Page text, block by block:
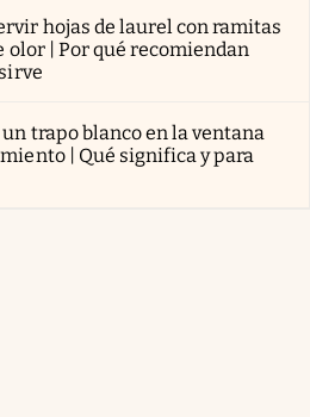
hojas de laurel con ramitas
olor | Por qué recomiendan
un trapo blanco en la ventana
| Qué significa y para